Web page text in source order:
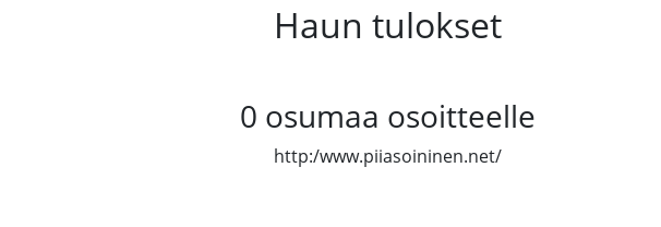
Haun tulokset
0 osumaa osoitteelle
http:/www.piiasoininen.net/